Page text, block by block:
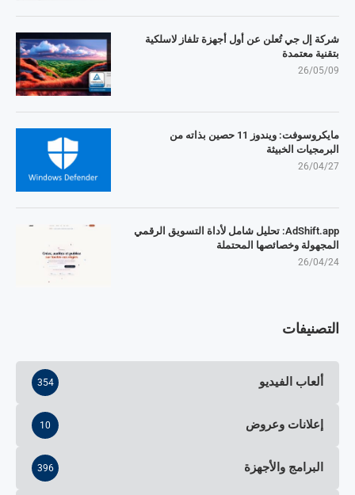
شركة إل جي تُعلن عن أول أجهزة تلفاز لاسلكية
بتقنية معتمدة
26/05/09
مايكروسوفت: ويندوز 11 حصين بذاته من
البرمجيات الخبيثة
26/04/27
AdShift.app: تحليل شامل لأداة التسويق الرقمي
المجهولة وخصائصها المحتملة
26/04/24
التصنيفات
ألعاب الفيديو 354
إعلانات وعروض 10
البرامج والأجهزة 396